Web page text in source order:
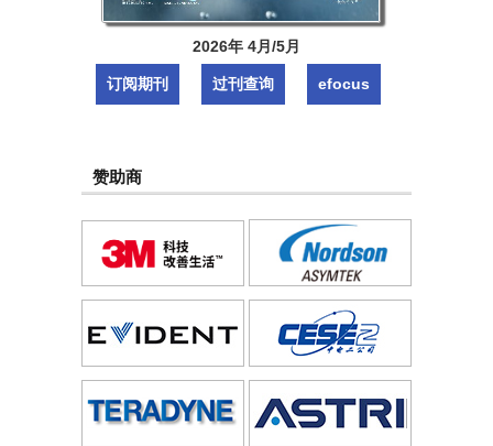
2026年 4月/5月
订阅期刊 过刊查询 efocus
赞助商